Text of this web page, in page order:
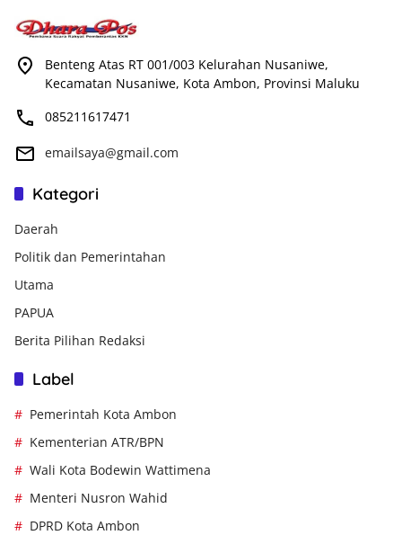
Benteng Atas RT 001/003 Kelurahan Nusaniwe,
Kecamatan Nusaniwe, Kota Ambon, Provinsi Maluku
085211617471
emailsaya@gmail.com
Kategori
Daerah
Politik dan Pemerintahan
Utama
PAPUA
Berita Pilihan Redaksi
Label
Pemerintah Kota Ambon
Kementerian ATR/BPN
Wali Kota Bodewin Wattimena
Menteri Nusron Wahid
DPRD Kota Ambon